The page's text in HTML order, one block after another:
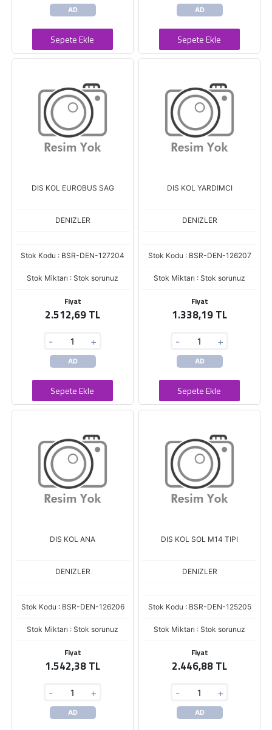
AD
Sepete Ekle
AD
Sepete Ekle
DIS KOL EUROBUS SAG
DENIZLER
Stok Kodu : BSR-DEN-127204
Stok Miktarı : Stok sorunuz
Fiyat
2.512,69 TL
- +
AD
Sepete Ekle
DIS KOL YARDIMCI
DENIZLER
Stok Kodu : BSR-DEN-126207
Stok Miktarı : Stok sorunuz
Fiyat
1.338,19 TL
- +
AD
Sepete Ekle
DIS KOL ANA
DENIZLER
Stok Kodu : BSR-DEN-126206
Stok Miktarı : Stok sorunuz
Fiyat
1.542,38 TL
- +
AD
DIS KOL SOL M14 TIPI
DENIZLER
Stok Kodu : BSR-DEN-125205
Stok Miktarı : Stok sorunuz
Fiyat
2.446,88 TL
- +
AD